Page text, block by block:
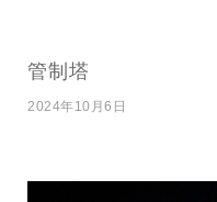
管制塔
2024年10月6日